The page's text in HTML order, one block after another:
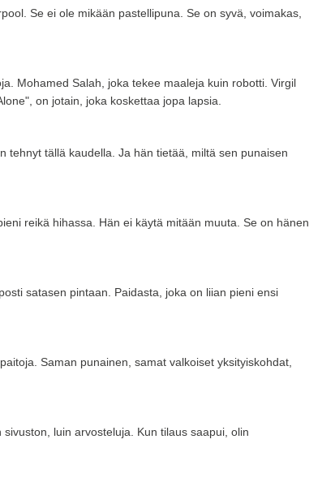
Se ei ole mikään pastellipuna. Se on syvä, voimakas,
Mohamed Salah, joka tekee maaleja kuin robotti. Virgil
on jotain, joka koskettaa jopa lapsia.
tehnyt tällä kaudella. Ja hän tietää, miltä sen punaisen
reikä hihassa. Hän ei käytä mitään muuta. Se on hänen
satasen pintaan. Paidasta, joka on liian pieni ensi
Saman punainen, samat valkoiset yksityiskohdat,
luin arvosteluja. Kun tilaus saapui, olin